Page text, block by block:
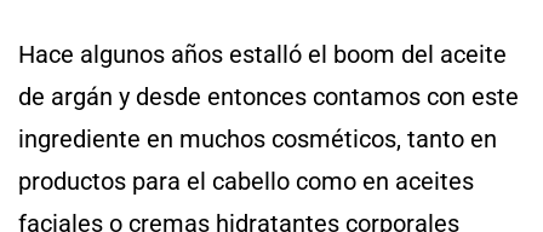
Hace algunos años estalló el boom del aceite
de argán y desde entonces contamos con este
ingrediente en muchos cosméticos, tanto en
productos para el cabello como en aceites
faciales o cremas hidratantes corporales